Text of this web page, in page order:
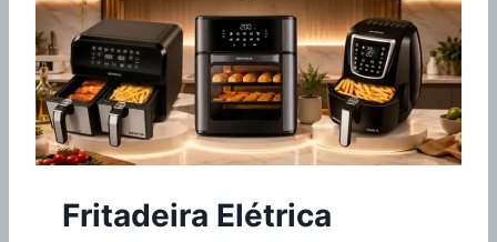
Fritadeira Elétrica